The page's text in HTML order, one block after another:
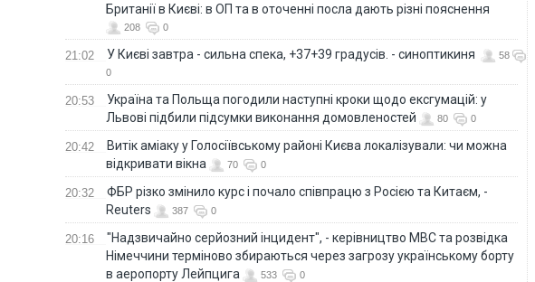
Британії в Києві: в ОП та в оточенні посла дають різні пояснення
208 0
21:02 У Києві завтра - сильна спека, +37+39 градусів. - синоптикиня
58
0
20:53
Україна та Польща погодили наступні кроки щодо ексгумацій: у
Львові підбили підсумки виконання домовленостей
80 0
20:42
Витік аміаку у Голосіївському районі Києва локалізували: чи можна
відкривати вікна
70 0
20:32
ФБР різко змінило курс і почало співпрацю з Росією та Китаєм, -
Reuters
387 0
20:16
"Надзвичайно серйозний інцидент", - керівництво МВС та розвідка
Німеччини терміново збираються через загрозу українському борту
в аеропорту Лейпцига
533 0